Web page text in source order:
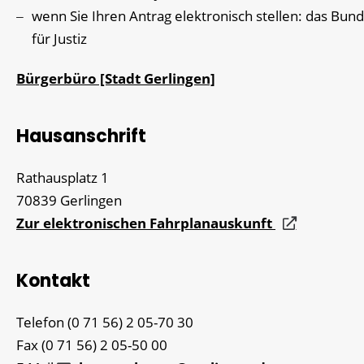
wenn Sie Ihren Antrag elektronisch stellen: das
für Justiz
Bürgerbüro [Stadt Gerlingen]
Hausanschrift
Rathausplatz 1
70839 Gerlingen
Zur elektronischen Fahrplanauskunft
Kontakt
Telefon (0 71 56) 2 05-70 30
Fax(0 71 56) 2 05-50 00